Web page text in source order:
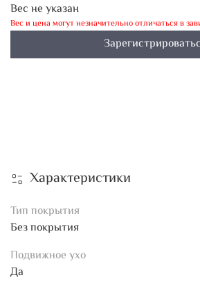
Вес не указан
Вес и цена могут незначительно отличаться в
Характеристики
Тип покрытия
Без покрытия
Подвижное ухо
Да